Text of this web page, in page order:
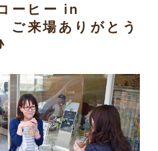
ーヒー in
来場ありがとう